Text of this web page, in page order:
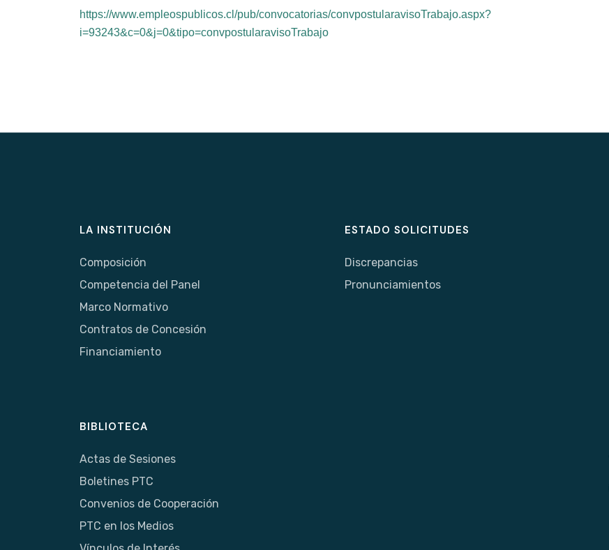
https://www.empleospublicos.cl/pub/convocatorias/convpostularavisoTrabajo.aspx?
i=93243&c=0&j=0&tipo=convpostularavisoTrabajo
LA INSTITUCIÓN
Composición
Competencia del Panel
Marco Normativo
Contratos de Concesión
Financiamiento
ESTADO SOLICITUDES
Discrepancias
Pronunciamientos
BIBLIOTECA
Actas de Sesiones
Boletines PTC
Convenios de Cooperación
PTC en los Medios